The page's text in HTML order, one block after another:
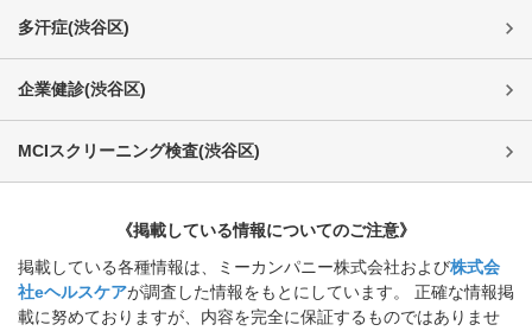
多汗症(渋谷区)
企業健診(渋谷区)
MCIスクリーニング検査(渋谷区)
《掲載している情報についてのご注意》
掲載している各種情報は、ミーカンパニー株式会社および株式会
社eヘルスケアが調査した情報をもとにしています。 正確な情報掲
載に努めておりますが、内容を完全に保証するものではありませ